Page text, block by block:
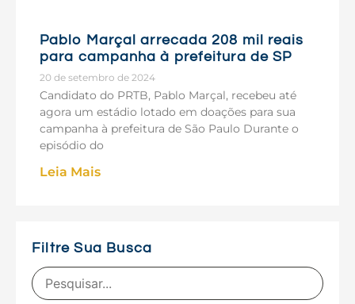
Pablo Marçal arrecada 208 mil reais
para campanha à prefeitura de SP
20 de setembro de 2024
Candidato do PRTB, Pablo Marçal, recebeu até
agora um estádio lotado em doações para sua
campanha à prefeitura de São Paulo Durante o
episódio do
Leia Mais
Filtre Sua Busca